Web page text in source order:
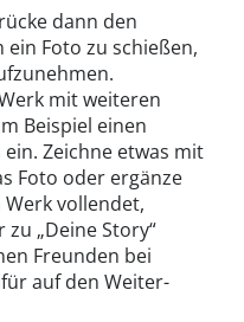
dann den
Foto zu schießen,
mit weiteren
Beispiel einen
Zeichne etwas mit
Foto oder ergänze
Werk vollendet,
„Deine Story“
Freunden bei
auf den Weiter-